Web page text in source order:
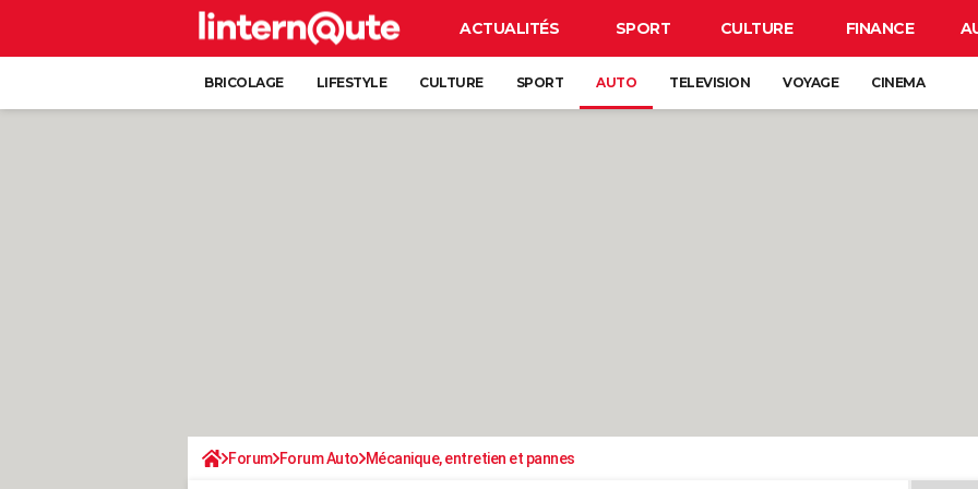
ACTUALITÉS SPORT CULTURE FINANCE
BRICOLAGE LIFESTYLE CULTURE SPORT AUTO TELEVISION VOYAGE CINEMA
Forum Forum Auto Mécanique, entretien et pannes